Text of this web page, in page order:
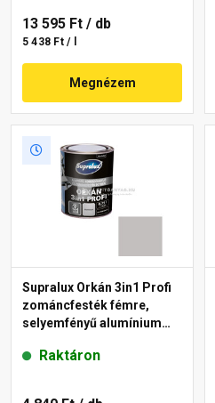
13 595 Ft / db
5 438 Ft / l
Megnézem
Supralux Orkán 3in1 Profi
zománcfesték fémre,
selyemfényű alumínium
Raktáron